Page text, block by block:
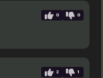
0 0
2 1